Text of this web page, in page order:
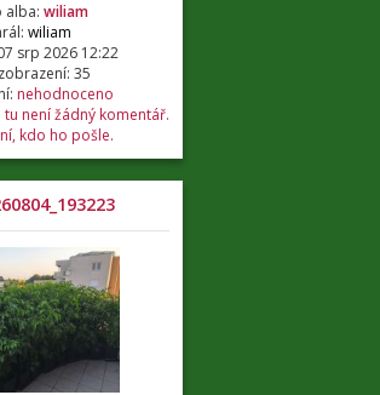
alba: wiliam
wiliam
srp 2026 12:22
35
nehodnoceno
tu není žádný komentář.
kdo ho pošle.